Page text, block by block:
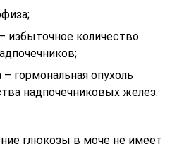
избыточное количество
гормональная опухоль
надпочечниковых желез.
глюкозы в моче не имеет